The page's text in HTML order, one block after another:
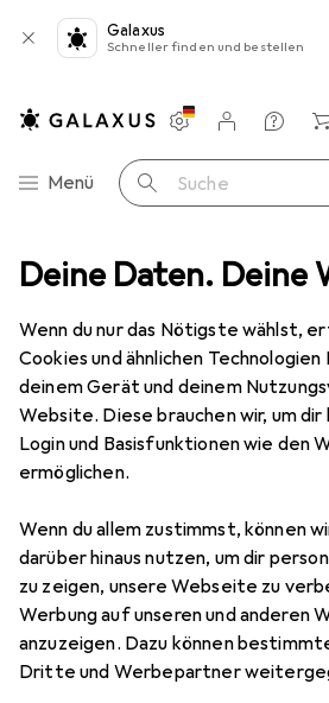
Deine Daten. Deine
Wenn du nur das Nötigste wählst,
Cookies und ähnlichen
deinem Gerät und deinem
Website. Diese brauchen wir, um dir
Login und Basisfunktionen wie den
ermöglichen.
Wenn du allem zustimmst, können
darüber hinaus nutzen, um dir
zu zeigen, unsere Webseite zu
Werbung auf unseren und anderen
anzuzeigen. Dazu können
Dritte und Werbepartner
Galaxus
Schneller finden und bestellen
Navigation nach Kategorien
Menü Suche
Einstellungen
Kundenkonto
Vergleichslisten
Merklisten
Warenkorb
Mahr Messschieber MarCal 16 EWR
4 Bilder
MahrMessschieber
IP67 Tiefenmass
Preis in EUR inkl. MwSt.
EUR
173,92
Bewertungen